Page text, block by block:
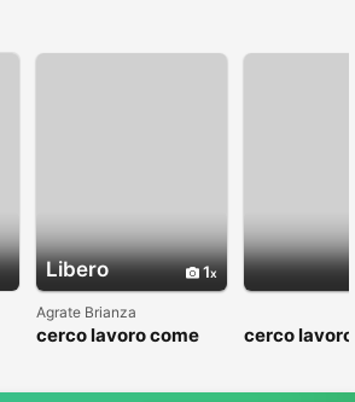
Libero 1
Agrate Brianza
cerco lavoro come
cerco